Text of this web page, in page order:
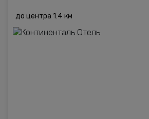
до центра 1.4 км